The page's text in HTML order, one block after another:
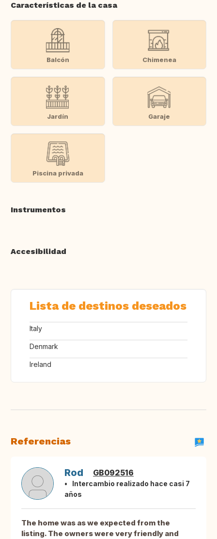
Características de la casa
Balcón Chimenea
Jardín Garaje
Piscina privada
Instrumentos
Accesibilidad
Lista de destinos deseados
Italy
Denmark
Ireland
Referencias
Rod GB092516
Intercambio realizado hace casi 7
años
The home was as we expected from the
listing. The owners were very friendly and